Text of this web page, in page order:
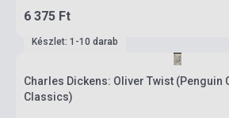
6 375 Ft
Készlet: 1-10 darab
Charles Dickens: Oliver Twist (Penguin
Classics)